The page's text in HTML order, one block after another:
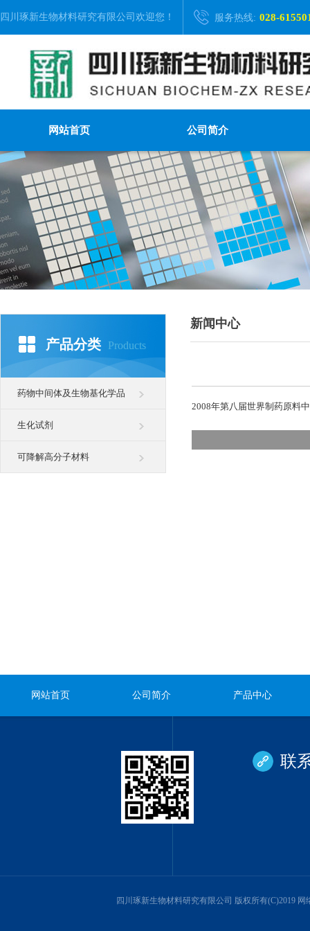
四川琢新生物材料研究有限公司 欢迎您！ 服务热线: 028-
网站首页 公司简介
产品分类 Products
药物中间体及生物基化学品
生化试剂
可降解高分子材料
新闻中心
2008年第八届世界制药原料
网站首页 公司简介 产品中心
联
四川琢新生物材料研究有限公司 版权所有(C)2019